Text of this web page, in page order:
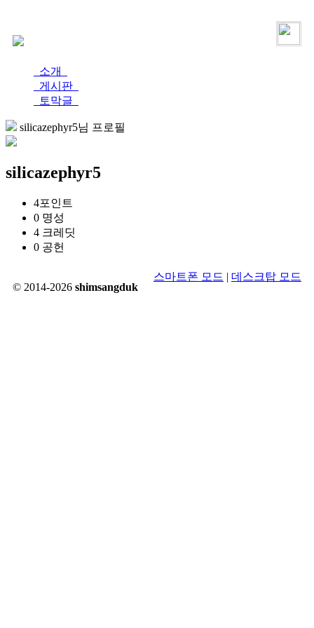
소개
게시판
토막글
silicazephyr5님 프로필
silicazephyr5
4포인트
0 명성
4 크레딧
0 공헌
© 2014-2026 shimsangduk
스마트폰 모드 | 데스크탑 모드